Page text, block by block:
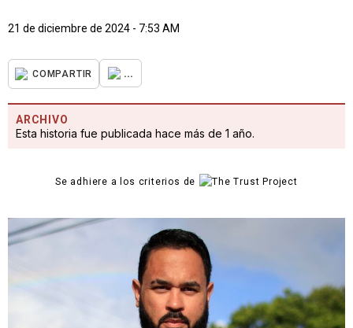
21 de diciembre de 2024 - 7:53 AM
COMPARTIR ...
ARCHIVO
Esta historia fue publicada hace más de 1 año.
Se adhiere a los criterios de